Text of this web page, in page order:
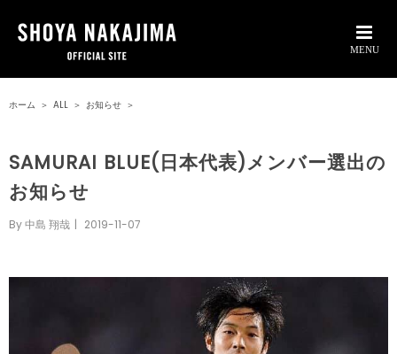
ホーム ＞ ALL ＞ お知らせ ＞
SAMURAI BLUE(日本代表)メンバー選出の
お知らせ
By中島 翔哉 | 2019-11-07